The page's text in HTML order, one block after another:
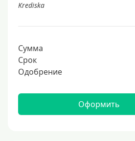
Krediska
Сумма
Срок
Одобрение
Оформить